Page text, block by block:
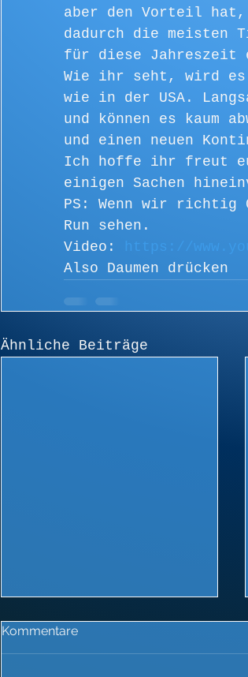
aber den Vorteil hat,
dadurch die meisten
für diese Jahreszeit
Wie ihr seht, wird es
wie in der USA.
und können es kaum
und einen neuen
Ich hoffe ihr freut
einigen Sachen
PS: Wenn wir richtig
Run sehen.
Video: https://
Also Daumen
Ähnliche Beiträge
Kommentare